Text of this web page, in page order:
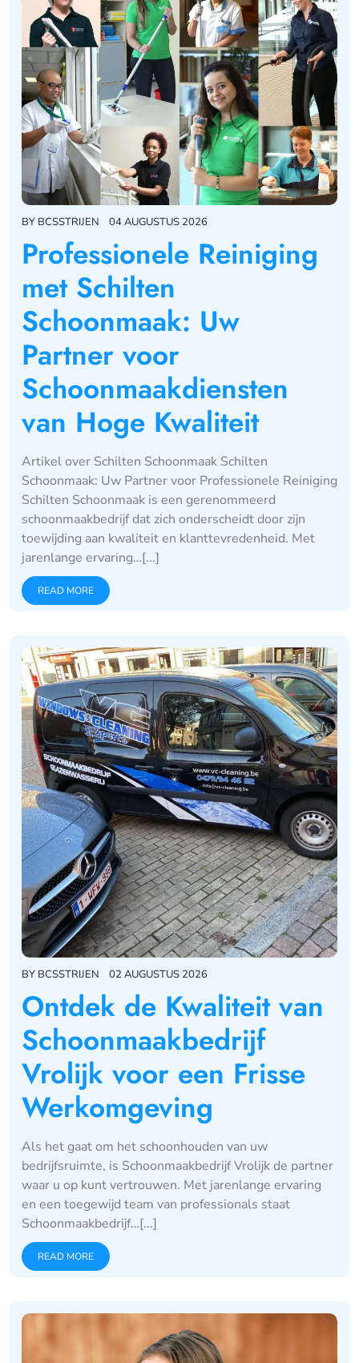
BY BCSSTRIJEN 04 AUGUSTUS 2026
Professionele Reiniging
met Schilten
Schoonmaak: Uw
Partner voor
Schoonmaakdiensten
van Hoge Kwaliteit
Artikel over Schilten Schoonmaak Schilten
Schoonmaak: Uw Partner voor Professionele Reiniging
Schilten Schoonmaak is een gerenommeerd
schoonmaakbedrijf dat zich onderscheidt door zijn
toewijding aan kwaliteit en klanttevredenheid. Met
jarenlange ervaring…[...]
READ MORE
BY BCSSTRIJEN 02 AUGUSTUS 2026
Ontdek de Kwaliteit van
Schoonmaakbedrijf
Vrolijk voor een Frisse
Werkomgeving
Als het gaat om het schoonhouden van uw
bedrijfsruimte, is Schoonmaakbedrijf Vrolijk de partner
waar u op kunt vertrouwen. Met jarenlange ervaring
en een toegewijd team van professionals staat
Schoonmaakbedrijf…[...]
READ MORE